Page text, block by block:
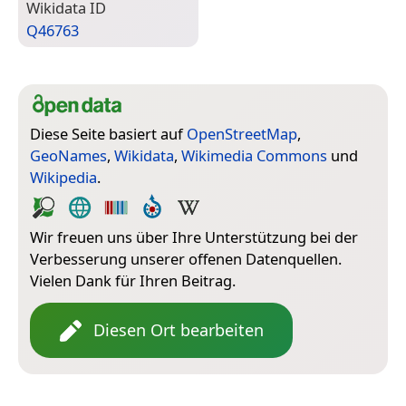
Wiki­data ID
Q46763
Diese Seite basiert aufOpenStreetMap,
GeoNames, Wikidata, Wikimedia Commons und
Wikipedia.
Wir freuen uns über Ihre Unterstützung bei der
Verbesserung unserer offenen Datenquellen.
Vielen Dank für Ihren Beitrag.
Diesen Ort bearbeiten